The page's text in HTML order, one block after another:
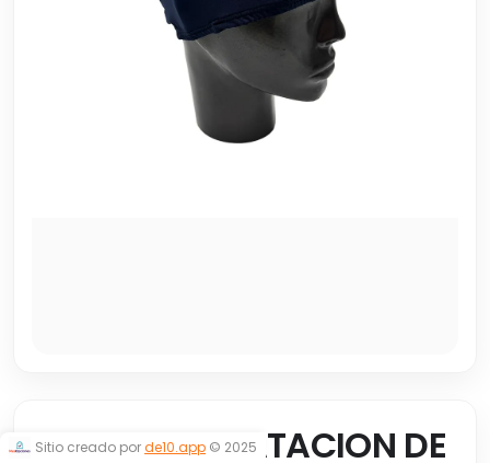
GORRA DE NATACION DE
Sitio creado porde10.app © 2025